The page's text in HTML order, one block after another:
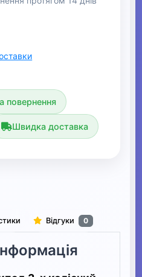
повернення
Швидка доставка
Відгуки 0